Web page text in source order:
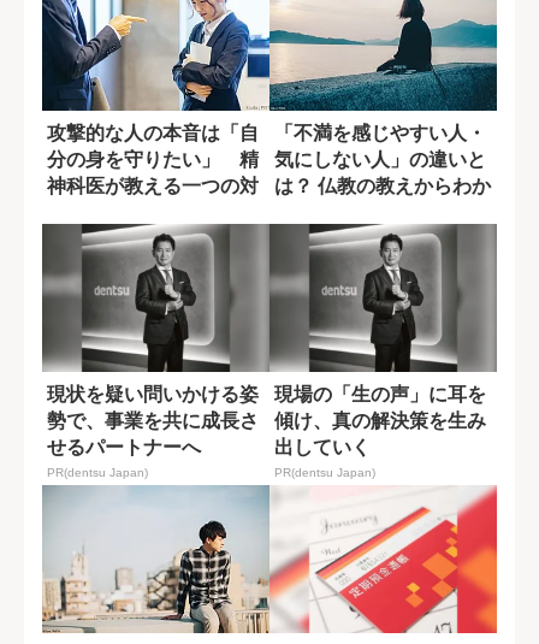
攻撃的な人の本音は「自
分の身を守りたい」 精
神科医が教える一つの対
「不満を感じやすい人・
気にしない人」の違いと
は？ 仏教の教えからわか
現状を疑い問いかける姿
勢で、事業を共に成長さ
せるパートナーへ
PR(dentsu Japan)
現場の「生の声」に耳を
傾け、真の解決策を生み
出していく
PR(dentsu Japan)